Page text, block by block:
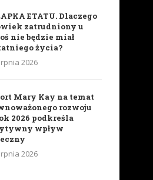
ETATU. Dlaczego
zatrudniony u
nie będzie miał
życia?
2026
Mary Kay na temat
rozwoju
2026 podkreśla
wpływ
2026